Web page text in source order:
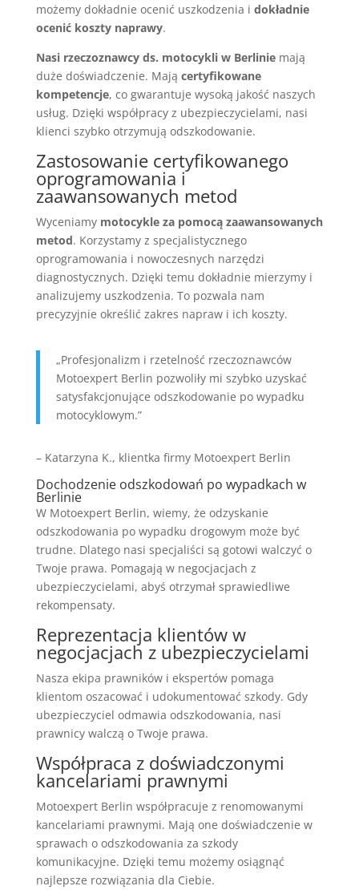
możemy dokładnie ocenić uszkodzenia i dokładnie
ocenić koszty naprawy.
Nasi rzeczoznawcy ds. motocykli w Berliniemają
duże doświadczenie. Mają certyfikowane
kompetencje, co gwarantuje wysoką jakość naszych
usług. Dzięki współpracy z ubezpieczycielami, nasi
klienci szybko otrzymują odszkodowanie.
Zastosowanie certyfikowanego
oprogramowania i
zaawansowanych metod
Wyceniamy motocykle za pomocą zaawansowanych
metod. Korzystamy z specjalistycznego
oprogramowania i nowoczesnych narzędzi
diagnostycznych. Dzięki temu dokładnie mierzymy i
analizujemy uszkodzenia. To pozwala nam
precyzyjnie określić zakres napraw i ich koszty.
„Profesjonalizm i rzetelność rzeczoznawców
Motoexpert Berlin pozwoliły mi szybko uzyskać
satysfakcjonujące odszkodowanie po wypadku
motocyklowym.”
– Katarzyna K., klientka firmy Motoexpert Berlin
Dochodzenie odszkodowań po wypadkach w
Berlinie
W Motoexpert Berlin, wiemy, że odzyskanie
odszkodowania po wypadku drogowym może być
trudne. Dlatego nasi specjaliści są gotowi walczyć o
Twoje prawa. Pomagają w negocjacjach z
ubezpieczycielami, abyś otrzymał sprawiedliwe
rekompensaty.
Reprezentacja klientów w
negocjacjach z ubezpieczycielami
Nasza ekipa prawników i ekspertów pomaga
klientom oszacować i udokumentować szkody. Gdy
ubezpieczyciel odmawia odszkodowania, nasi
prawnicy walczą o Twoje prawa.
Współpraca z doświadczonymi
kancelariami prawnymi
Motoexpert Berlin współpracuje z renomowanymi
kancelariami prawnymi. Mają one doświadczenie w
sprawach o odszkodowania za szkody
komunikacyjne. Dzięki temu możemy osiągnąć
najlepsze rozwiązania dla Ciebie.